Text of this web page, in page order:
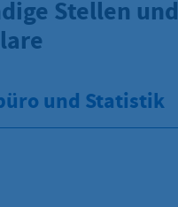
Stellen und
und Statistik